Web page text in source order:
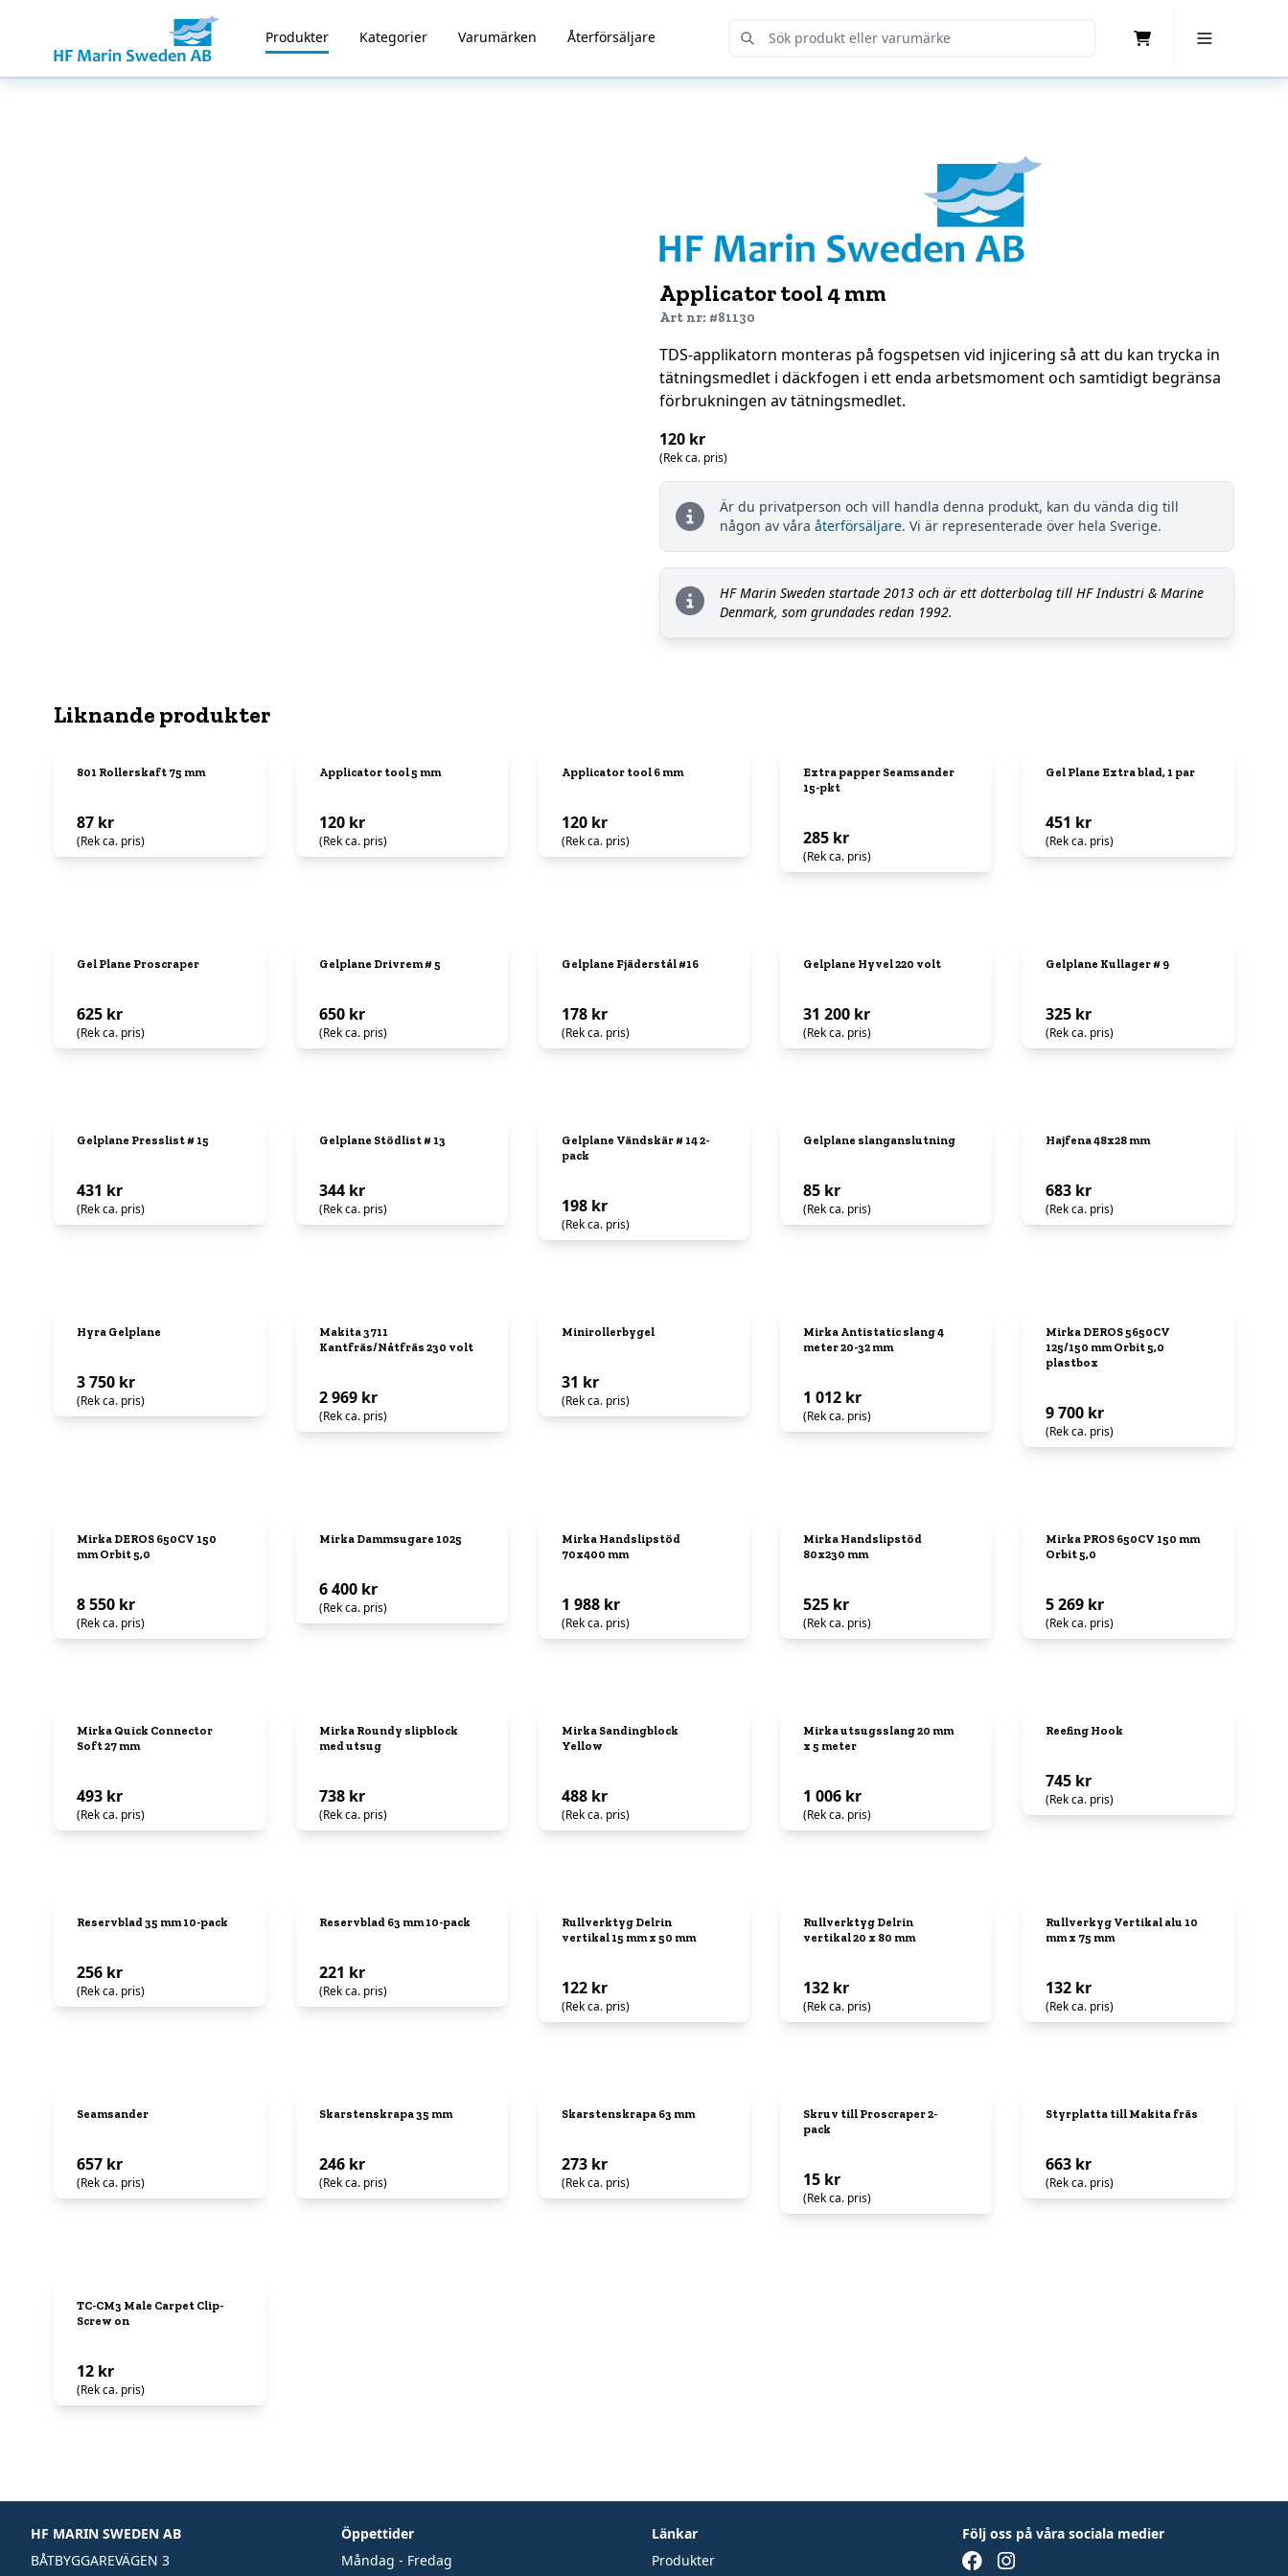
Home
Produkter Kategorier Varumärken Återförsäljare Submit Search
Applicator tool 4 mm
Art nr: #81130
TDS-applikatorn monteras på fogspetsen vid injicering så att du kan trycka in
tätningsmedlet i däckfogen i ett enda arbetsmoment och samtidigt begränsa
förbrukningen av tätningsmedlet.
120 kr
(Rek ca. pris)
Är du privatperson och vill handla denna produkt, kan du vända dig till
någon av våra återförsäljare. Vi är representerade över hela Sverige.
HF Marin Sweden startade 2013 och är ett dotterbolag till HF Industri & Marine
Denmark, som grundades redan 1992.
Liknande produkter
801 Rollerskaft 75 mm
87 kr
(Rek ca. pris)
Applicator tool 5 mm
120 kr
(Rek ca. pris)
Applicator tool 6 mm
120 kr
(Rek ca. pris)
Extra papper Seamsander
15-pkt
285 kr
(Rek ca. pris)
Gel Plane Extra blad, 1 par
451 kr
(Rek ca. pris)
Gel Plane Proscraper
625 kr
(Rek ca. pris)
Gelplane Drivrem # 5
650 kr
(Rek ca. pris)
Gelplane Fjäderstål #16
178 kr
(Rek ca. pris)
Gelplane Hyvel 220 volt
31 200 kr
(Rek ca. pris)
Gelplane Kullager # 9
325 kr
(Rek ca. pris)
Gelplane Presslist # 15
431 kr
(Rek ca. pris)
Gelplane Stödlist # 13
344 kr
(Rek ca. pris)
Gelplane Vändskär # 14 2-
pack
198 kr
(Rek ca. pris)
Gelplane slanganslutning
85 kr
(Rek ca. pris)
Hajfena 48x28 mm
683 kr
(Rek ca. pris)
Hyra Gelplane
3 750 kr
(Rek ca. pris)
Makita 3711
Kantfräs/Nåtfräs 230 volt
2 969 kr
(Rek ca. pris)
Minirollerbygel
31 kr
(Rek ca. pris)
Mirka Antistatic slang 4
meter 20-32 mm
1 012 kr
(Rek ca. pris)
Mirka DEROS 5650CV
125/150 mm Orbit 5,0
plastbox
9 700 kr
(Rek ca. pris)
Mirka DEROS 650CV 150
mm Orbit 5,0
8 550 kr
(Rek ca. pris)
Mirka Dammsugare 1025
6 400 kr
(Rek ca. pris)
Mirka Handslipstöd
70x400 mm
1 988 kr
(Rek ca. pris)
Mirka Handslipstöd
80x230 mm
525 kr
(Rek ca. pris)
Mirka PROS 650CV 150 mm
Orbit 5,0
5 269 kr
(Rek ca. pris)
Mirka Quick Connector
Soft 27 mm
493 kr
(Rek ca. pris)
Mirka Roundy slipblock
med utsug
738 kr
(Rek ca. pris)
Mirka Sandingblock
Yellow
488 kr
(Rek ca. pris)
Mirka utsugsslang 20 mm
x 5 meter
1 006 kr
(Rek ca. pris)
Reefing Hook
745 kr
(Rek ca. pris)
Reservblad 35 mm 10-pack
256 kr
(Rek ca. pris)
Reservblad 63 mm 10-pack
221 kr
(Rek ca. pris)
Rullverktyg Delrin
vertikal 15 mm x 50 mm
122 kr
(Rek ca. pris)
Rullverktyg Delrin
vertikal 20 x 80 mm
132 kr
(Rek ca. pris)
Rullverkyg Vertikal alu 10
mm x 75 mm
132 kr
(Rek ca. pris)
Seamsander
657 kr
(Rek ca. pris)
Skarstenskrapa 35 mm
246 kr
(Rek ca. pris)
Skarstenskrapa 63 mm
273 kr
(Rek ca. pris)
Skruv till Proscraper 2-
pack
15 kr
(Rek ca. pris)
Styrplatta till Makita fräs
663 kr
(Rek ca. pris)
TC-CM3 Male Carpet Clip-
Screw on
12 kr
(Rek ca. pris)
HF MARIN SWEDEN AB
BÅTBYGGAREVÄGEN 3
Öppettider
Måndag - Fredag
Länkar
Produkter
Följ oss på våra sociala medier